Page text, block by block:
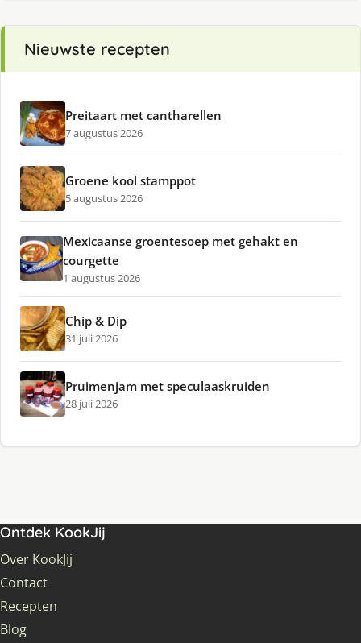
Nieuwste recepten
Preitaart met cantharellen
7 augustus 2026
Groene kool stamppot
5 augustus 2026
Mexicaanse groentesoep met gehakt en
courgette
1 augustus 2026
Chip & Dip
31 juli 2026
Pruimenjam met speculaaskruiden
28 juli 2026
Ontdek KookJij
Over KookJij
Contact
Recepten
Blog